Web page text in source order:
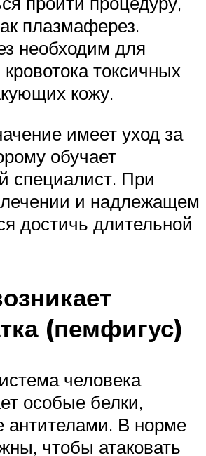
плазмаферез.
необходим для
токсичных
кожу.
имеет уход за
обучает
специалист. При
и надлежащем
достичь длительной
(пемфигус)
человека
особые белки,
В норме
чтобы атаковать